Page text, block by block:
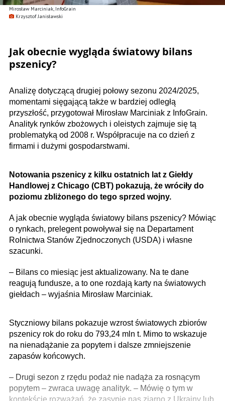
Mirosław Marciniak, InfoGrain
Krzysztof Janisławski
Jak obecnie wygląda światowy bilans
pszenicy?
Analizę dotyczącą drugiej połowy sezonu 2024/2025,
momentami sięgającą także w bardziej odległą
przyszłość, przygotował Mirosław Marciniak z InfoGrain.
Analityk rynków zbożowych i oleistych zajmuje się tą
problematyką od 2008 r. Współpracuje na co dzień z
firmami i dużymi gospodarstwami.
Notowania pszenicy z kilku ostatnich lat z Giełdy
Handlowej z Chicago (CBT) pokazują, że wróciły do
poziomu zbliżonego do tego sprzed wojny.
A jak obecnie wygląda światowy bilans pszenicy? Mówiąc
o rynkach, prelegent powoływał się na Departament
Rolnictwa Stanów Zjednoczonych (USDA) i własne
szacunki.
– Bilans co miesiąc jest aktualizowany. Na te dane
reagują fundusze, a to one rozdają karty na światowych
giełdach – wyjaśnia Mirosław Marciniak.
Styczniowy bilans pokazuje wzrost światowych zbiorów
pszenicy rok do roku do 793,24 mln t. Mimo to wskazuje
na nienadążanie za popytem i dalsze zmniejszenie
zapasów końcowych.
– Drugi sezon z rzędu podaż nie nadąża za rosnącym
popytem – zwraca uwagę analityk. – Mówię o tym w
kontekście rozważań, że zasypie nas ziarno z Ukrainy lub